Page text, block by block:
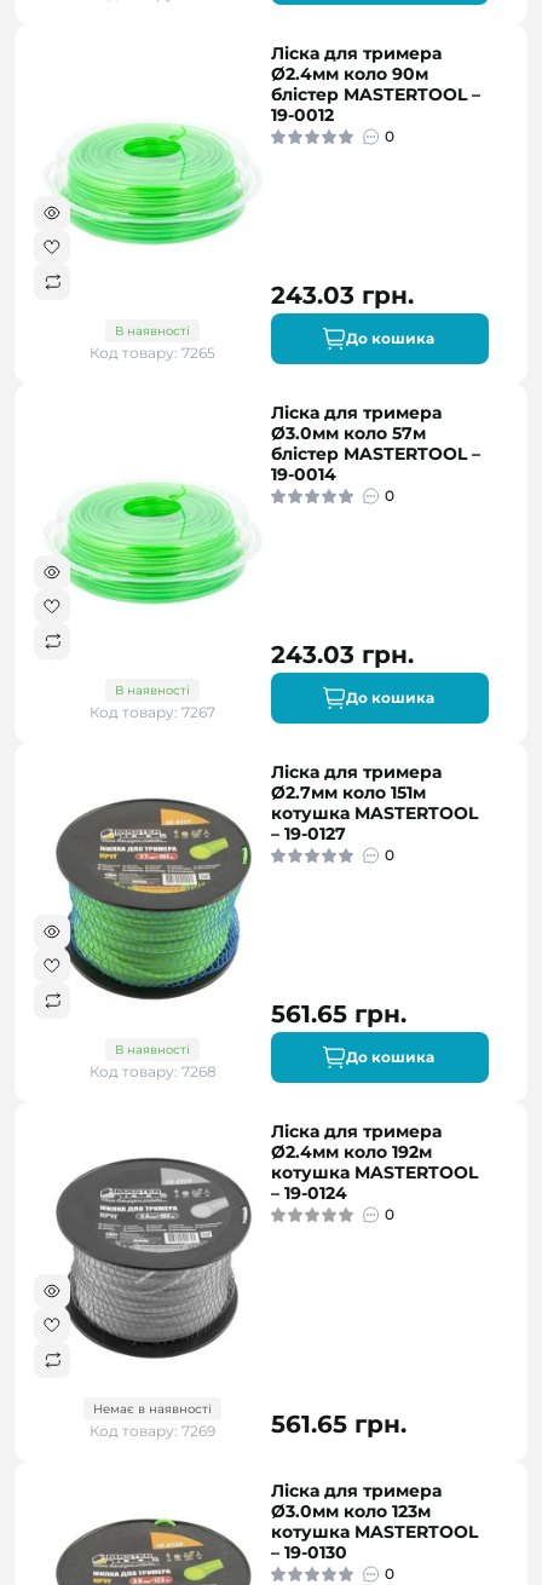
В наявності
Код товару: 7265
Ліска для тримера
Ø2.4мм коло 90м
блістер MASTERTOOL –
19-0012
0
243.03 грн.
До кошика
В наявності
Код товару: 7267
Ліска для тримера
Ø3.0мм коло 57м
блістер MASTERTOOL –
19-0014
0
243.03 грн.
До кошика
В наявності
Код товару: 7268
Ліска для тримера
Ø2.7мм коло 151м
котушка MASTERTOOL
– 19-0127
0
561.65 грн.
До кошика
Немає в наявності
Код товару: 7269
Ліска для тримера
Ø2.4мм коло 192м
котушка MASTERTOOL
– 19-0124
0
561.65 грн.
Ліска для тримера
Ø3.0мм коло 123м
котушка MASTERTOOL
– 19-0130
0